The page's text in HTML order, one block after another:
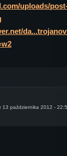
uploads/
13 października 2012 -